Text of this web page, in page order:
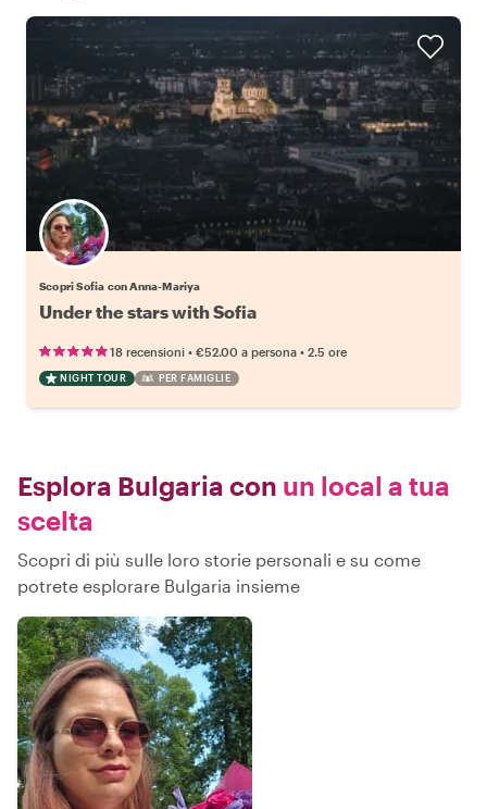
Scopri Sofia con Anna-Mariya
Under the stars with Sofia
18 recensioni • €52.00 a persona • 2.5 ore
NIGHT TOUR PER FAMIGLIE
Esplora Bulgaria con un local a tua
scelta
Scopri di più sulle loro storie personali e su come
potrete esplorare Bulgaria insieme